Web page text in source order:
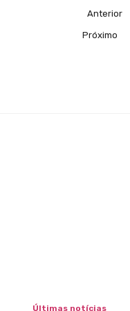
Anterior
Próximo
Últimas notícias